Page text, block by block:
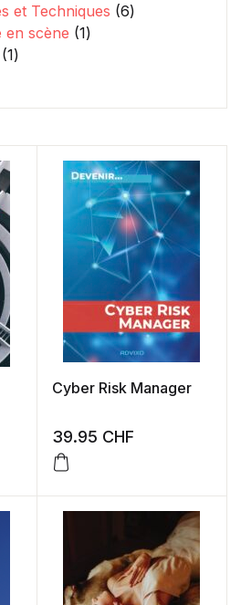
Cyber Risk Manager
39.95 CHF
et Techniques 66 produits
en scène 11 produit
11 produit